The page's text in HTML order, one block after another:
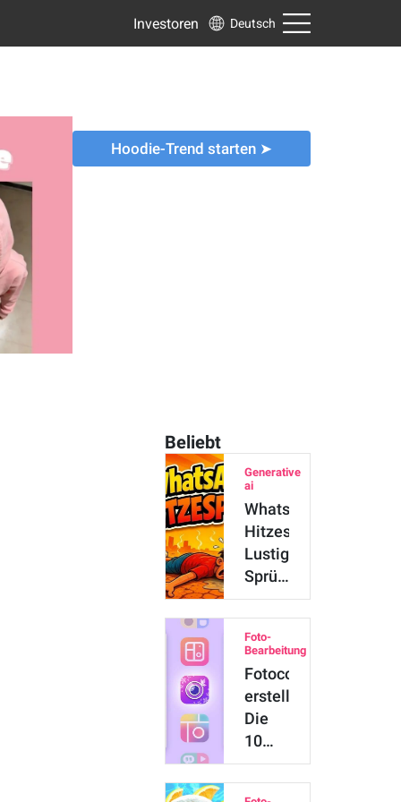
Investoren Deutsch
Hoodie-Trend starten ➤
Beliebt
Generative
ai
WhatsApp-
Hitzesprüche:
Lustige
Sprüche
und
Bilder
…
Foto-
Bearbeitung
Fotocollage
erstellen:
Die
10
besten
Collage-